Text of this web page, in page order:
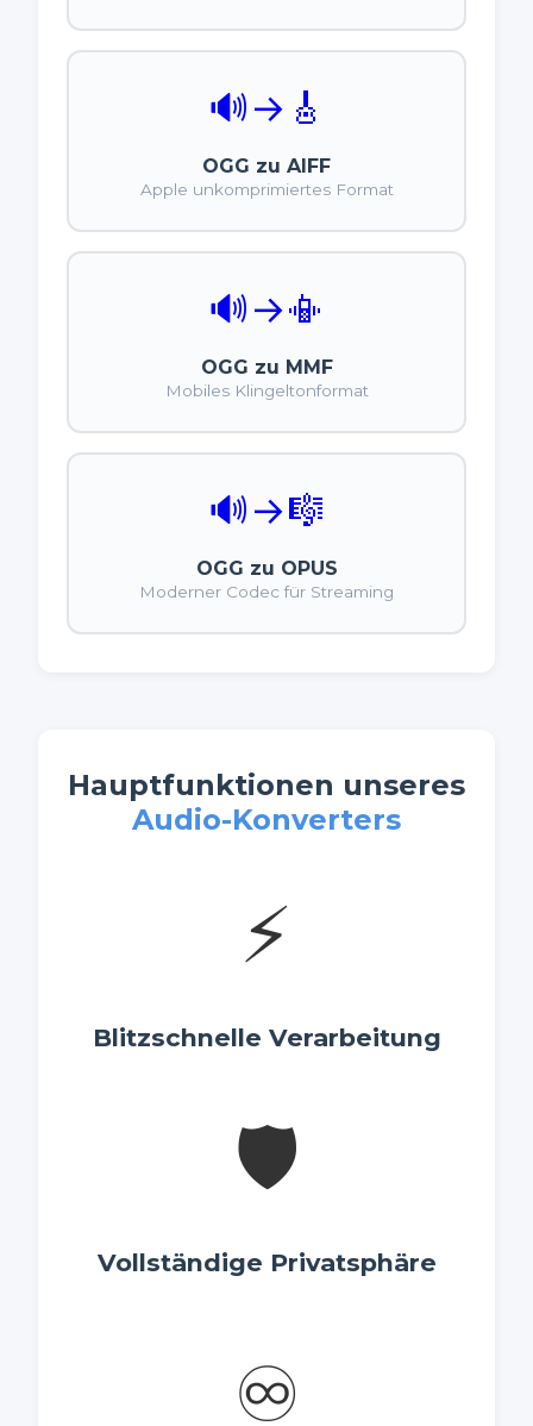
🔊→ 🎸
OGG zu AIFF
Apple unkomprimiertes Format
🔊→📳
OGG zu MMF
Mobiles Klingeltonformat
🔊→🎼
OGG zu OPUS
Moderner Codec für Streaming
Hauptfunktionen unseres
Audio-Konverters
⚡
Blitzschnelle Verarbeitung
🛡️
Vollständige Privatsphäre
♾️